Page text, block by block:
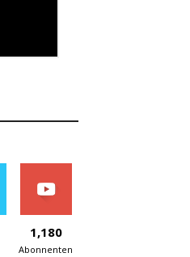
1,180
Abonnenten